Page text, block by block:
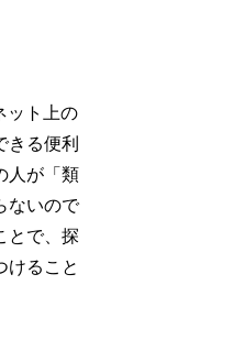
ット上の
きる便利
人が「類
ないので
とで、探
けること